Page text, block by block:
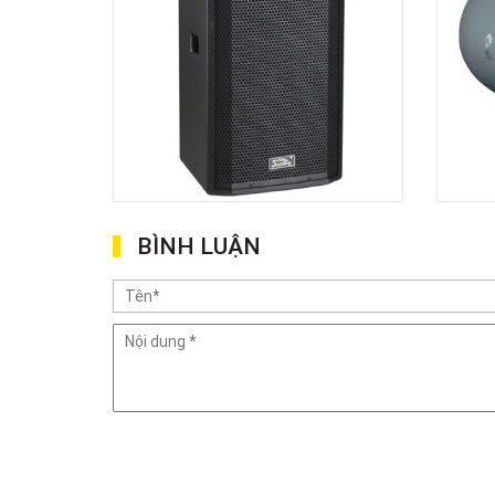
BÌNH LUẬN